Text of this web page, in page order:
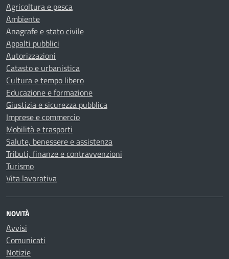
Agricoltura e pesca
Ambiente
Anagrafe e stato civile
Appalti pubblici
Autorizzazioni
Catasto e urbanistica
Cultura e tempo libero
Educazione e formazione
Giustizia e sicurezza pubblica
Imprese e commercio
Mobilità e trasporti
Salute, benessere e assistenza
Tributi, finanze e contravvenzioni
Turismo
Vita lavorativa
NOVITÀ
Avvisi
Comunicati
Notizie